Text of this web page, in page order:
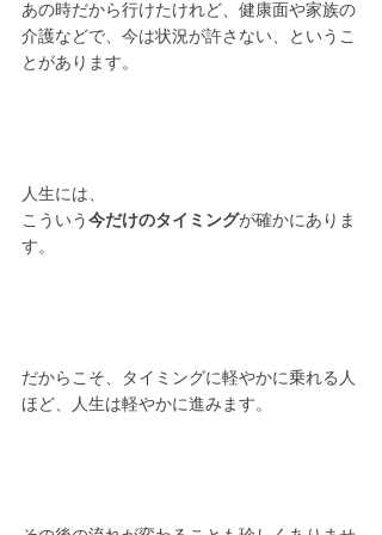
あの時だから行けたけれど、健康面や家族の
介護などで、今は状況が許さない、というこ
とがあります。
人生には、
こういう今だけのタイミングが確かにありま
す。
だからこそ、タイミングに軽やかに乗れる人
ほど、人生は軽やかに進みます。